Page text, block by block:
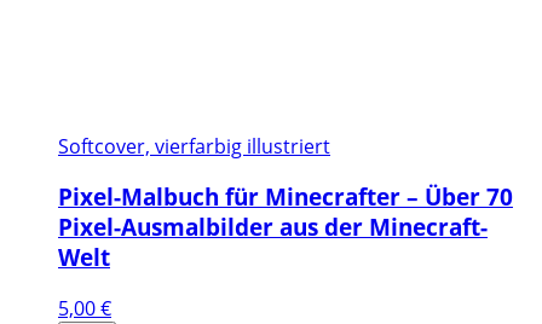
Softcover, vierfarbig illustriert
Pixel-Malbuch für Minecrafter – Über 70
Pixel-Ausmalbilder aus der Minecraft-
Welt
5,00€